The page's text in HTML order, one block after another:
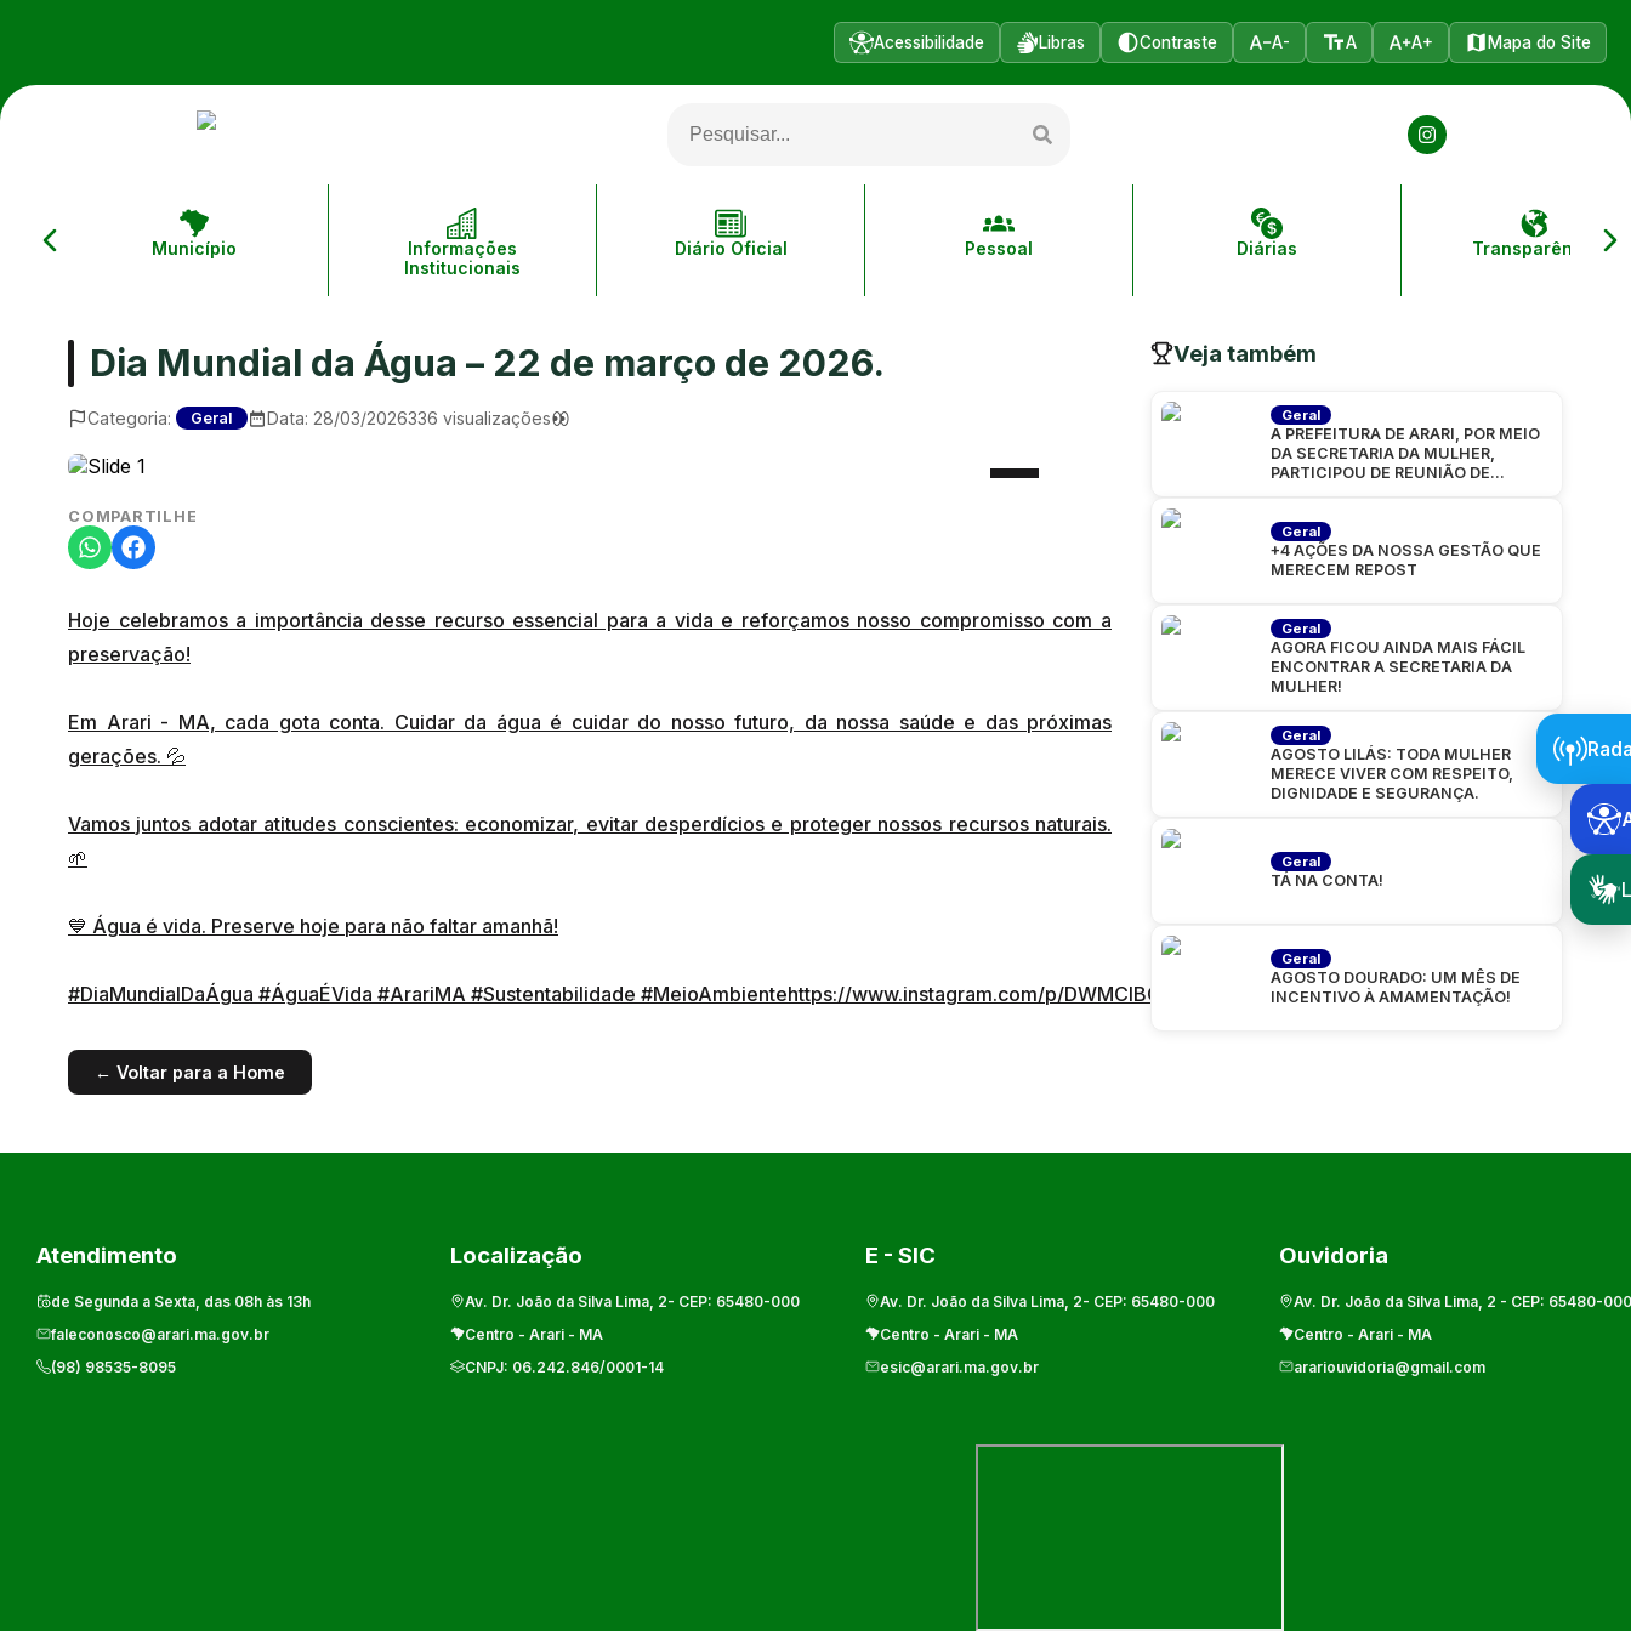
Acessibilidade Libras Contraste A- A A+ Mapa do Site
Município
Informações
Institucionais
Diário Oficial Pessoal Diárias Transparência
Dia Mundial da Água – 22 de março de 2026.
Categoria: Geral Data: 28/03/2026336 visualizações
COMPARTILHE
Hoje celebramos a importância desse recurso essencial para a vida e reforçamos nosso compromisso com a
preservação!
Em Arari - MA, cada gota conta. Cuidar da água é cuidar do nosso futuro, da nossa saúde e das próximas
gerações. 💦
Vamos juntos adotar atitudes conscientes: economizar, evitar desperdícios e proteger nossos recursos naturais.
🌱
💙 Água é vida. Preserve hoje para não faltar amanhã!
#DiaMundialDaÁgua #ÁguaÉVida #ArariMA #Sustentabilidade #MeioAmbientehttps://www.instagram.com/p/DWMCIBCEbBT/
← Voltar para a Home
Veja também
Geral
A PREFEITURA DE ARARI, POR MEIO
DA SECRETARIA DA MULHER,
PARTICIPOU DE REUNIÃO DE
Geral
+4 AÇÕES DA NOSSA GESTÃO QUE
MERECEM REPOST
Geral
AGORA FICOU AINDA MAIS FÁCIL
ENCONTRAR A SECRETARIA DA
MULHER!
Geral
AGOSTO LILÁS: TODA MULHER
MERECE VIVER COM RESPEITO,
DIGNIDADE E SEGURANÇA.
Geral
TÁ NA CONTA!
Geral
AGOSTO DOURADO: UM MÊS DE
INCENTIVO À AMAMENTAÇÃO!
Atendimento
de Segunda a Sexta, das 08h às 13h
faleconosco@arari.ma.gov.br
(98) 98535-8095
Localização
Av. Dr. João da Silva Lima, 2- CEP: 65480-000
Centro -Arari - MA
CNPJ: 06.242.846/0001-14
E - SIC
Av. Dr. João da Silva Lima, 2- CEP: 65480-000
Centro - Arari- MA
esic@arari.ma.gov.br
Ouvidoria
Av. Dr. João da Silva Lima, 2 - CEP: 65480-000
Centro - Arari- MA
arariouvidoria@gmail.com